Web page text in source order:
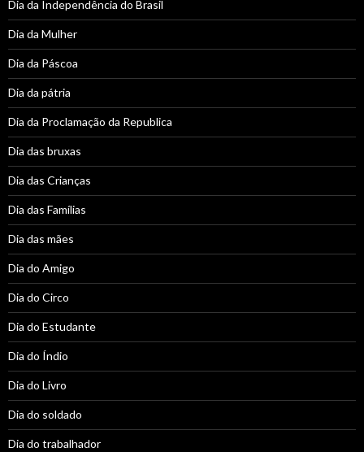
Dia da Independência do Brasil
Dia da Mulher
Dia da Páscoa
Dia da pátria
Dia da Proclamação da Republica
Dia das bruxas
Dia das Crianças
Dia das Famílias
Dia das mães
Dia do Amigo
Dia do Circo
Dia do Estudante
Dia do Índio
Dia do Livro
Dia do soldado
Dia do trabalhador